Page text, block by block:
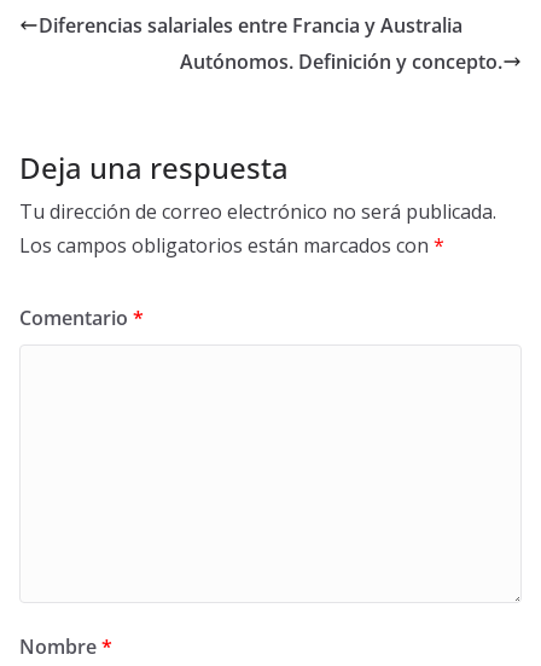
facturación de tu
negocio
Diferencias salariales entre Francia y Australia
Autónomos. Definición y concepto.
Deja una respuesta
Tu dirección de correo electrónico no será publicada.
Los campos obligatorios están marcados con *
Comentario *
Nombre*